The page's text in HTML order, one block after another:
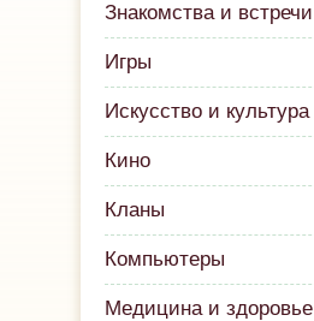
Знакомства и встречи
Игры
Искусство и культура
Кино
Кланы
Компьютеры
Медицина и здоровье